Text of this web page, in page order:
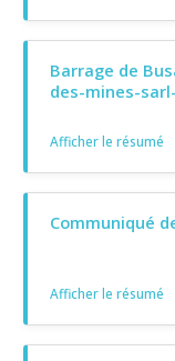
Barrage de
des-mines-
Afficher le résumé
Communiqué
Afficher le résumé